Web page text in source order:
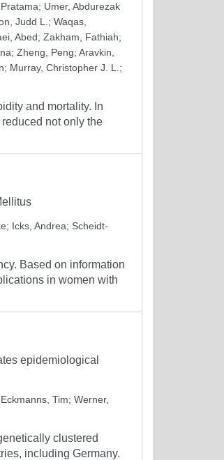
; Umer, Abdurezak
Judd L. ; Waqas,
Abed; Zakham, Fathiah;
; Zheng, Peng; Aravkin,
; Murray, Christopher J. L. ;
and mortality. In
not only the
; Icks, Andrea; Scheidt-
Based on information
in women with
epidemiological
Eckmanns, Tim; Werner,
clustered
including Germany.